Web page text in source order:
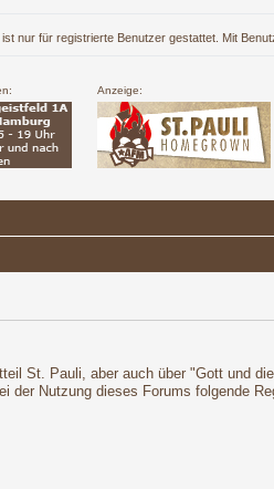
nur für registrierte Benutzer gestattet. Mit
Anzeige:
St. Pauli, aber auch über "Gott und
Nutzung dieses Forums folgende